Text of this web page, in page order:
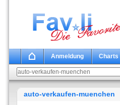
Anmeldung Charts
auto-verkaufen-muenchen